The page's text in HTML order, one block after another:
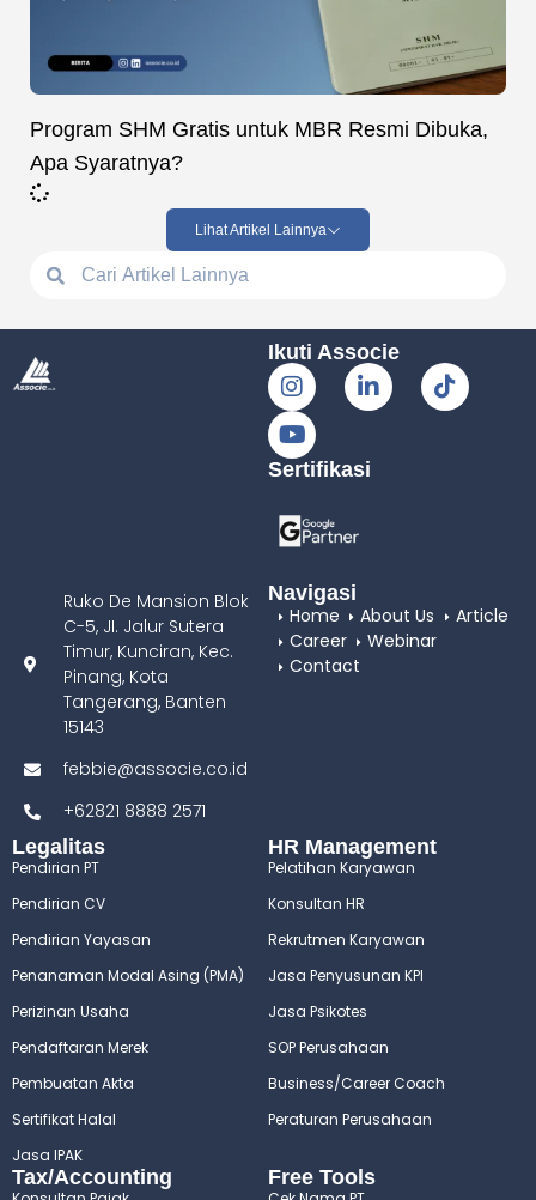
Program SHM Gratis untuk MBR Resmi Dibuka,
Apa Syaratnya?
Lihat Artikel Lainnya
Ruko De Mansion Blok
C-5, JI. Jalur Sutera
Timur, Kunciran, Kec.
Pinang, Kota
Tangerang, Banten
15143
febbie@associe.co.id
+62821 8888 2571
Ikuti Associe
Sertifikasi
Navigasi
Home
About Us
Article
Career
Webinar
Contact
Legalitas
Pendirian PT
Pendirian CV
Pendirian Yayasan
Penanaman Modal Asing (PMA)
Perizinan Usaha
Pendaftaran Merek
Pembuatan Akta
Sertifikat Halal
Jasa IPAK
HR Management
Pelatihan Karyawan
Konsultan HR
Rekrutmen Karyawan
Jasa Penyusunan KPI
Jasa Psikotes
SOP Perusahaan
Business/Career Coach
Peraturan Perusahaan
Tax/Accounting Free Tools